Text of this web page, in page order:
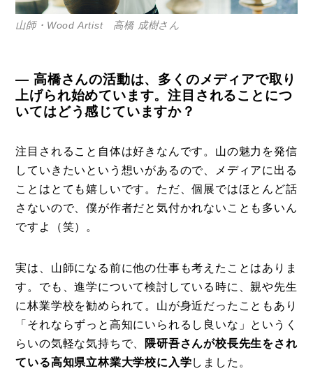
コラム
トピックス
Photos
登録
お問い合わせ
山師・Wood Artist 高橋 成樹さん
― 高橋さんの活動は、多くのメディアで取り
上げられ始めています。注目されることにつ
いてはどう感じていますか？
注目されること自体は好きなんです。山の魅力を発信
していきたいという想いがあるので、メディアに出る
ことはとても嬉しいです。ただ、個展ではほとんど話
さないので、僕が作者だと気付かれないことも多いん
ですよ（笑）。
実は、山師になる前に他の仕事も考えたことはありま
す。でも、進学について検討している時に、親や先生
に林業学校を勧められて。山が身近だったこともあり
「それならずっと高知にいられるし良いな」というく
らいの気軽な気持ちで、
隈研吾さんが校長先生をされ
ている高知県立林業大学校に入学しました。